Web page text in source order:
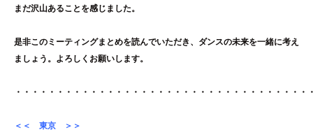
まだ沢山あることを感じました。
是非このミーティングまとめを読んでいただき、ダンスの未来を一緒に考え
ましょう。よろしくお願いします。
・・・・・・・・・・・・・・・・・・・・・・・・・・・・・・・・・・・
＜＜ 東京 ＞＞